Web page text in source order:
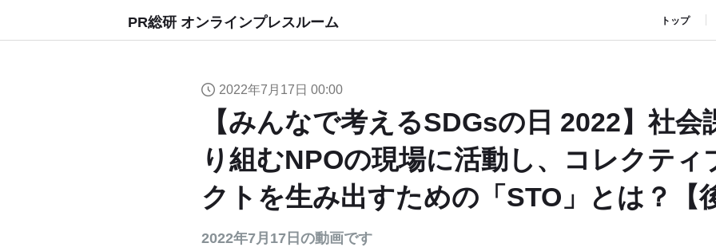
PR総研 オンラインプレスルーム トップ
2022年7月17日 00:00
【みんなで考えるSDGsの日 2022】社会
り組むNPOの現場に活動し、コレクティ
クトを生み出すための「STO」とは？【
2022年7月17日の動画です